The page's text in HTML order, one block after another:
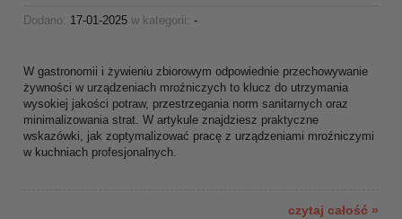
Dodano: 17-01-2025 w kategorii: -
W gastronomii i żywieniu zbiorowym odpowiednie przechowywanie
żywności w urządzeniach mroźniczych to klucz do utrzymania
wysokiej jakości potraw, przestrzegania norm sanitarnych oraz
minimalizowania strat. W artykule znajdziesz praktyczne
wskazówki, jak zoptymalizować pracę z urządzeniami mroźniczymi
w kuchniach profesjonalnych.
czytaj całość »